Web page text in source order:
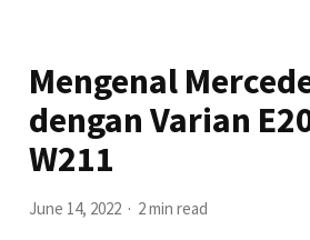
Mengenal
dengan Varian
W211
June 14, 2022 2 min read